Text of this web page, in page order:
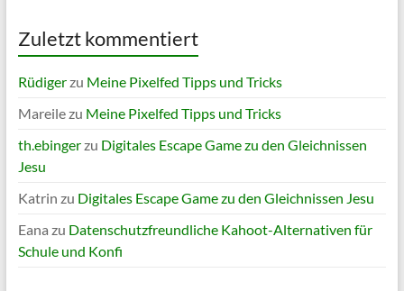
Zuletzt kommentiert
Rüdigerzu Meine Pixelfed Tipps und Tricks
Mareilezu Meine Pixelfed Tipps und Tricks
th.ebingerzu Digitales Escape Game zu den Gleichnissen
Jesu
Katrin zu Digitales Escape Game zu den Gleichnissen Jesu
Eana zu Datenschutzfreundliche Kahoot-Alternativen für
Schule und Konfi